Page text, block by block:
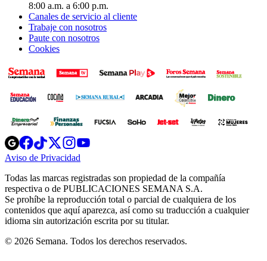
8:00 a.m. a 6:00 p.m.
Canales de servicio al cliente
Trabaje con nosotros
Paute con nosotros
Cookies
Opens
in
new
Opens
in
new
Opens
in
new
window
Opens
new
windowwindow
Aviso de Privacidad
new
window
Todas las marcas registradas son propiedad de la compañía
respectiva o de PUBLICACIONES SEMANA S.A.
Se prohíbe la reproducción total o parcial de cualquiera de los
contenidos que aquí aparezca, así como su traducción a cualquier
idioma sin autorización escrita por su titular.
© 2026 Semana. Todos los derechos reservados.